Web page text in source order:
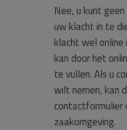
Nee, u kunt
uw klacht in te
klacht wel online
kan door het
te vullen. Als u
wilt nemen, kan
contactformulier
zaakomgeving.